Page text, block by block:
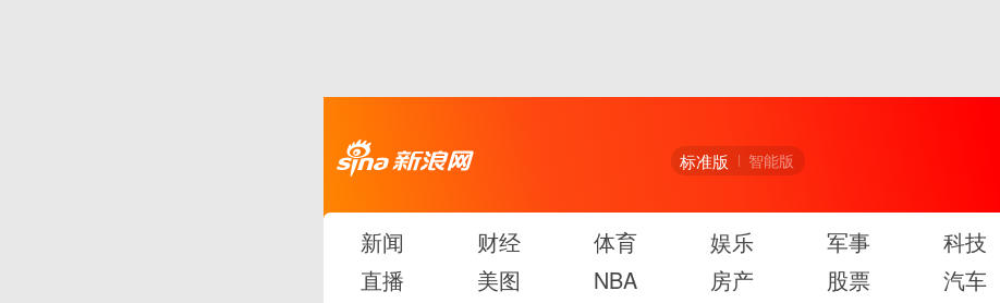
标准版 智能版
新闻 财经 体育 娱乐 军事 科技
直播
美图 NBA 房产 股票 汽车